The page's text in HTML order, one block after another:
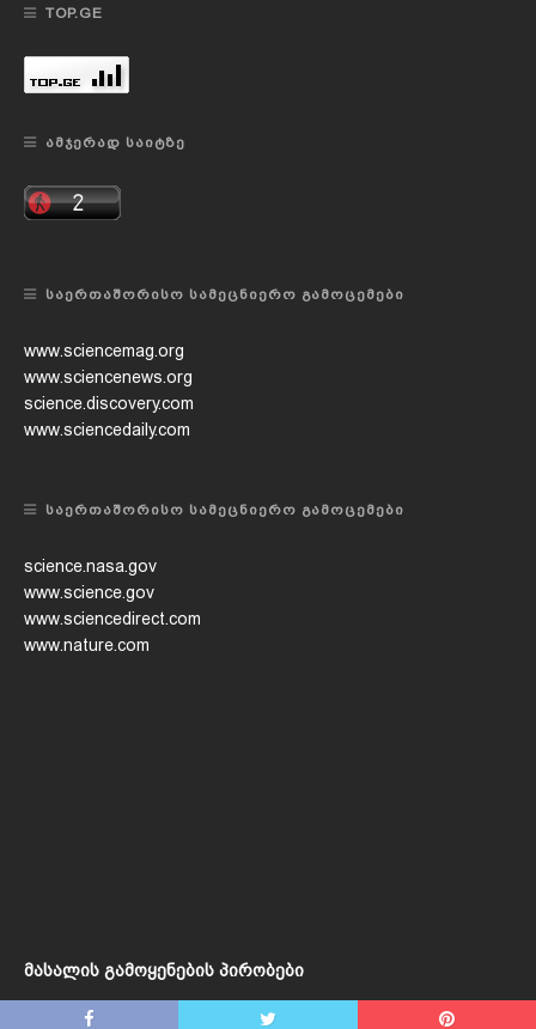
TOP.GE
ᲐᲛᲯᲔᲠᲐᲓ ᲡᲐᲘᲢᲖᲔ
ᲡᲐᲔᲠᲗᲐᲨᲝᲠᲘᲡᲝ ᲡᲐᲛᲔᲪᲜᲘᲔᲠᲝ ᲒᲐᲛᲝᲪᲔᲛᲔᲑᲘ
www.sciencemag.org
www.sciencenews.org
science.discovery.com
www.sciencedaily.com
ᲡᲐᲔᲠᲗᲐᲨᲝᲠᲘᲡᲝ ᲡᲐᲛᲔᲪᲜᲘᲔᲠᲝ ᲒᲐᲛᲝᲪᲔᲛᲔᲑᲘ
science.nasa.gov
www.science.gov
www.sciencedirect.com
www.nature.com
მასალის გამოყენების პირობები
Copyright © 2020 / Created by